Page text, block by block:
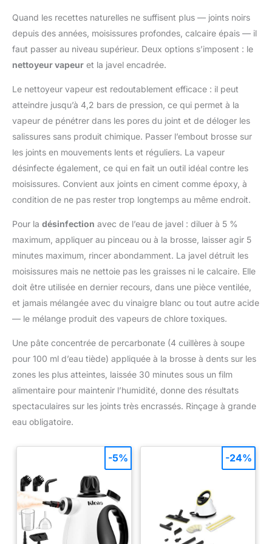
garantissant que 100% des
ingrédients sont d'origine
naturelle pour un nettoyage
respectueux de l'environnement
CONDITIONNEMENT PRATIQUE
une grande quantité de produit
domestiques et
professionnelles, tout en
préservant la qualité du
MARQUE FRANÇAISE CERTIFIÉE : Experts en bicarbonate et
économie et respect de votre santé comme de l'équilibre
naturel. Transformez votre quotidien au naturel ACTION
DÉTACHANTE PUISSANTE : Élimine efficacement les taches
tenaces sur le linge blanc et les textiles colorés tout en
Quand les recettes naturelles ne suffisent plus — joints noirs
depuis des années, moisissures profondes, calcaire épais — il
faut passer au niveau supérieur. Deux options s’imposent : le
nettoyeur vapeur et la javel encadrée.
Le nettoyeur vapeur est redoutablement efficace : il peut
atteindre jusqu’à 4,2 bars de pression, ce qui permet à la
vapeur de pénétrer dans les pores du joint et de déloger les
salissures sans produit chimique. Passer l’embout brosse sur
les joints en mouvements lents et réguliers. La vapeur
désinfecte également, ce qui en fait un outil idéal contre les
moisissures. Convient aux joints en ciment comme époxy, à
condition de ne pas rester trop longtemps au même endroit.
Pour la désinfection avec de l’eau de javel : diluer à 5 %
maximum, appliquer au pinceau ou à la brosse, laisser agir 5
minutes maximum, rincer abondamment. La javel détruit les
moisissures mais ne nettoie pas les graisses ni le calcaire. Elle
doit être utilisée en dernier recours, dans une pièce ventilée,
et jamais mélangée avec du vinaigre blanc ou tout autre acide
— le mélange produit des vapeurs de chlore toxiques.
Une pâte concentrée de percarbonate (4 cuillères à soupe
pour 100 ml d’eau tiède) appliquée à la brosse à dents sur les
zones les plus atteintes, laissée 30 minutes sous un film
alimentaire pour maintenir l’humidité, donne des résultats
spectaculaires sur les joints très encrassés. Rinçage à grande
eau obligatoire.
-5% -24%